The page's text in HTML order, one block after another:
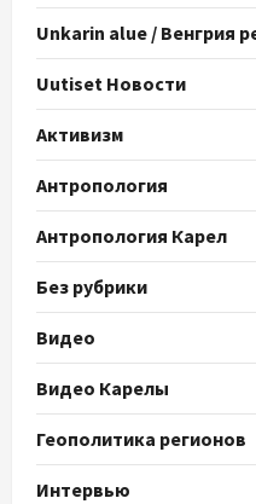
Unkarin alue / Венгрия
Uutiset Новости
Активизм
Антропология
Антропология Карел
Без рубрики
Видео
Видео Карелы
Геополитика регионов
Интервью